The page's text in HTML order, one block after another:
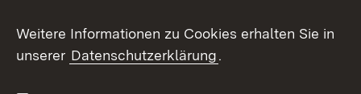
Social Wall
X / Twitter
Weitere Informationen zu Cookies erhalten Sie in
unserer Datenschutzerklärung.